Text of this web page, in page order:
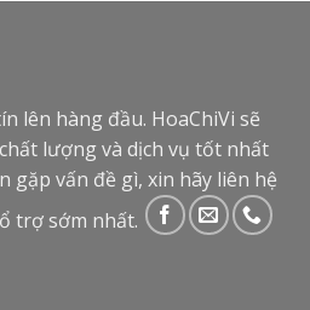
lên hàng đầu. HoaChiVi sẽ
lượng và dịch vụ tốt nhất
gặp vấn đề gì, xin hãy liên hệ
trợ sớm nhất.